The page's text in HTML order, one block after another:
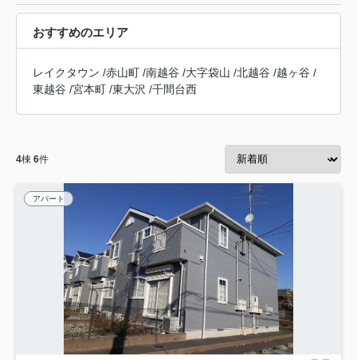
おすすめのエリア
レイクタウン /赤山町 /南越谷 /大字袋山 /北越谷 /越ヶ谷 /
東越谷 /宮本町 /東大沢 /千間台西
4棟 6件
アパート